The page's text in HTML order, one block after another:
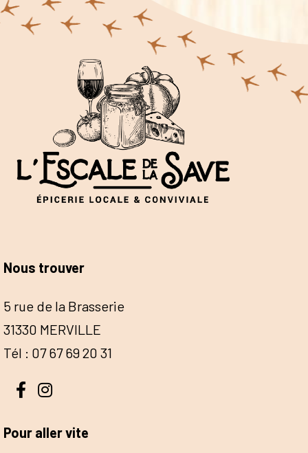
Nous trouver
5 rue de la Brasserie
31330 MERVILLE
Tél : 07 67 69 20 31
Pour aller vite